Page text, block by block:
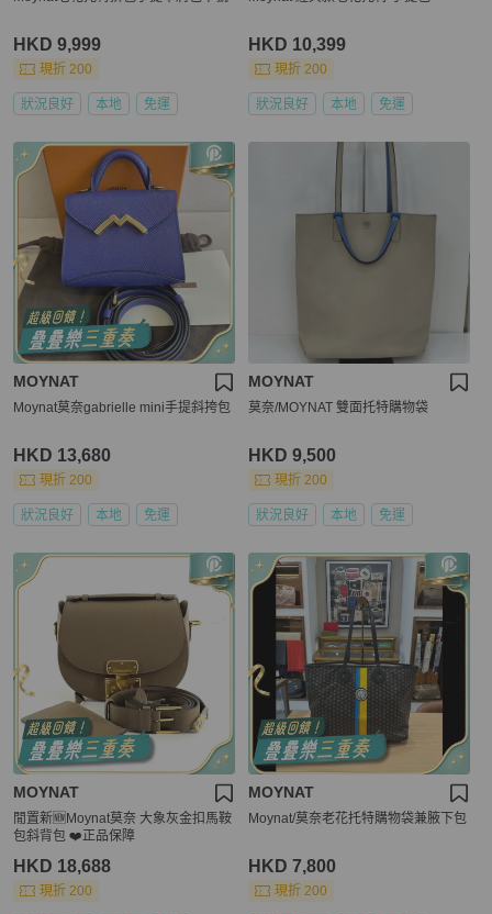
HKD 9,999
現折 200
狀況良好 本地 免運
HKD 10,399
現折 200
狀況良好 本地 免運
MOYNAT
Moynat莫奈gabrielle mini手提斜挎包
HKD 13,680
現折 200
狀況良好 本地 免運
MOYNAT
莫奈/MOYNAT 雙面托特購物袋
HKD 9,500
現折 200
狀況良好 本地 免運
MOYNAT
閒置新🆕Moynat莫奈 大象灰金扣馬鞍
包斜背包 ❤️正品保障
HKD 18,688
現折 200
MOYNAT
Moynat/莫奈老花托特購物袋兼腋下包
HKD 7,800
現折 200